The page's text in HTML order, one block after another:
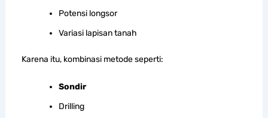
Potensi longsor
Variasi lapisan tanah
Karena itu, kombinasi metode seperti:
Sondir
Drilling